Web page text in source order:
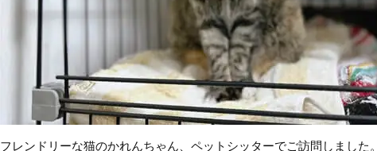
フレンドリーな猫のかれんちゃん、ペットシッターでご訪問しました